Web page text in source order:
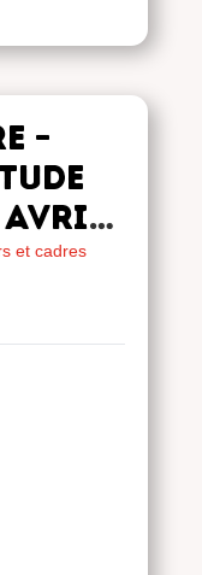
–
avril
et cadres